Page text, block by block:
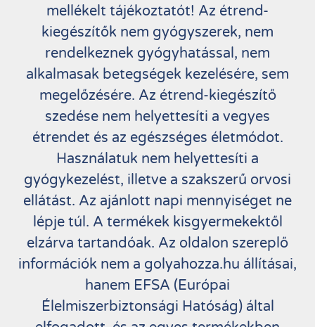
mellékelt tájékoztatót! Az étrend-
kiegészítők nem gyógyszerek, nem
rendelkeznek gyógyhatással, nem
alkalmasak betegségek kezelésére, sem
megelőzésére. Az étrend-kiegészítő
szedése nem helyettesíti a vegyes
étrendet és az egészséges életmódot.
Használatuk nem helyettesíti a
gyógykezelést, illetve a szakszerű orvosi
ellátást. Az ajánlott napi mennyiséget ne
lépje túl. A termékek kisgyermekektől
elzárva tartandóak. Az oldalon szereplő
információk nem a golyahozza.hu állításai,
hanem EFSA (Európai
Élelmiszerbiztonsági Hatóság) által